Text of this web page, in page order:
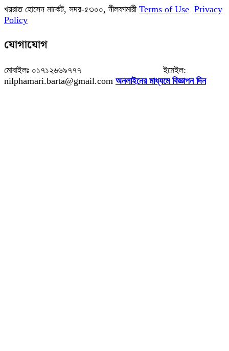
খয়রাত হোসেন মার্কেট, সদর-৫৩০০, নীলফামারী Terms of Use Privacy
Policy
যোগাযোগ
মোবাইলঃ ০১৭১২৬৬৯৭৭৭ ইমেইল:
nilphamari.barta@gmail.com অনলাইনের মাধ্যমে বিজ্ঞাপন দিন